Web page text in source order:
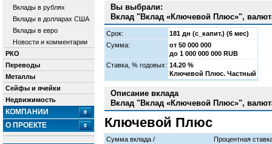
Вклады в рублях
Вклады в долларах США
Вклады в евро
Новости и комментарии
РКО
Переводы
Металлы
Сейфы и ячейки
Недвижимость
КОМПАНИИ
О ПРОЕКТЕ
Вы выбрали:
Вклад "Вклад «Ключевой Плюс»",
Срок:
181 дн (с_капит.) (6 мес)
Сумма:
от 50 000 000
до 1 000 000 000 RUB
Cтавка, % годовых: 14.20 %
Ключевой Плюс. Частный
Описание вклада
Вклад "Вклад «Ключевой Плюс»",
Ключевой Плюс
Сумма вклада /
Процентная